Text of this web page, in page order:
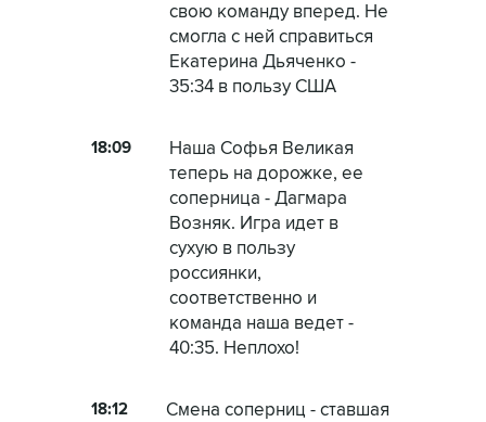
свою команду вперед. Не
смогла с ней справиться
Екатерина Дьяченко -
35:34 в пользу США
18:09
Наша Софья Великая
теперь на дорожке, ее
соперница - Дагмара
Возняк. Игра идет в
сухую в пользу
россиянки,
соответственно и
команда наша ведет -
40:35. Неплохо!
18:12
Смена соперниц - ставшая